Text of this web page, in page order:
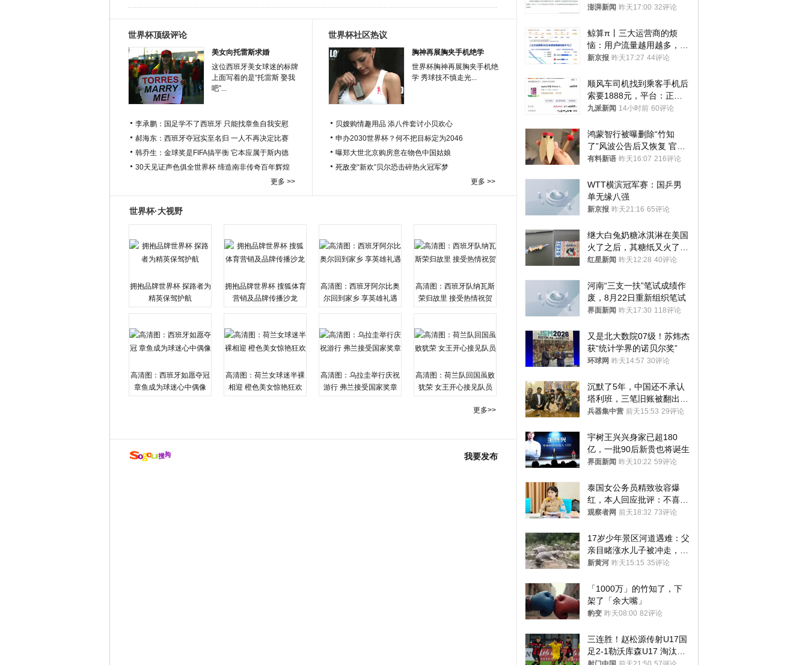
世界杯顶级评论
美女向托雷斯求婚
这位西班牙美女球迷的标牌
上面写着的是“托雷斯 娶我
吧”...
李承鹏：国足学不了西班牙 只能找章鱼自我安慰
郝海东：西班牙夺冠实至名归 一人不再决定比赛
韩乔生：金球奖是FIFA搞平衡 它本应属于斯内德
30天见证声色俱全世界杯 缔造南非传奇百年辉煌
更多 >>
世界杯社区热议
胸神再展胸夹手机绝学
世界杯胸神再展胸夹手机绝
学 秀球技不慎走光...
贝嫂购情趣用品 添八件套讨小贝欢心
申办2030世界杯？何不把目标定为2046
曝郑大世北京购房意在物色中国姑娘
死敌变“新欢”贝尔恐击碎热火冠军梦
更多 >>
世界杯·大视野
拥抱品牌世界杯 探路者为
精英保驾护航
拥抱品牌世界杯 搜狐体育
营销及品牌传播沙龙
高清图：西班牙阿尔比奥
尔回到家乡 享英雄礼遇
高清图：西班牙队纳瓦斯
荣归故里 接受热情祝贺
高清图：西班牙如愿夺冠
章鱼成为球迷心中偶像
高清图：荷兰女球迷半裸
相迎 橙色美女惊艳狂欢
高清图：乌拉圭举行庆祝
游行 弗兰接受国家奖章
高清图：荷兰队回国虽败
犹荣 女王开心接见队员
更多>>
我要发布
政辅导员
澎湃新闻 昨天17:00 32评论
鲸算π丨三大运营商的烦
恼：用户流量越用越多，收
入却越来越少
新京报 昨天17:27 44评论
顺风车司机找到乘客手机后
索要1888元，平台：正和
司机沟通协商
九派新闻 14小时前 60评论
鸿蒙智行被曝删除“竹知
了”风波公告后又恢复 官媒
曾力挺：劝华为要大度的，
有料新语 昨天16:07 216评论
WTT横滨冠军赛：国乒男
单无缘八强
新京报 昨天21:16 65评论
继大白兔奶糖冰淇淋在美国
火了之后，其糖纸又火了！
海外博主盛赞：平面设计经
红星新闻 昨天12:28 40评论
河南“三支一扶”笔试成绩作
废，8月22日重新组织笔试
界面新闻 昨天17:30 118评论
又是北大数院07级！苏炜杰
获“统计学界的诺贝尔奖”
环球网 昨天14:57 30评论
沉默了5年，中国还不承认
塔利班，三笔旧账被翻出，
最大风险出现
兵器集中营 前天15:53 29评论
宇树王兴兴身家已超180
亿，一批90后新贵也将诞生
界面新闻 昨天10:22 59评论
泰国女公务员精致妆容爆
红，本人回应批评：不喜欢
就别看
观察者网 前天18:32 73评论
17岁少年景区河道遇难：父
亲目睹涨水儿子被冲走，当
地排除上游泄洪，家属盼厘
新黄河 昨天15:15 35评论
「1000万」的竹知了，下
架了「余大嘴」
豹变 昨天08:00 82评论
三连胜！赵松源传射U17国
足2-1勒沃库森U17 淘汰赛